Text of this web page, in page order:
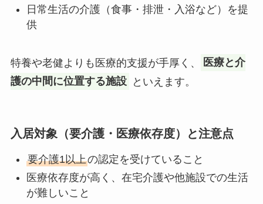
日常生活の介護（食事・排泄・入浴など）を提
供
特養や老健よりも医療的支援が手厚く、
医療と介
護の中間に位置する施設
といえます。
入居対象（要介護・医療依存度）と注意点
要介護1以上の認定を受けていること
医療依存度が高く、在宅介護や他施設での生活
が難しいこと